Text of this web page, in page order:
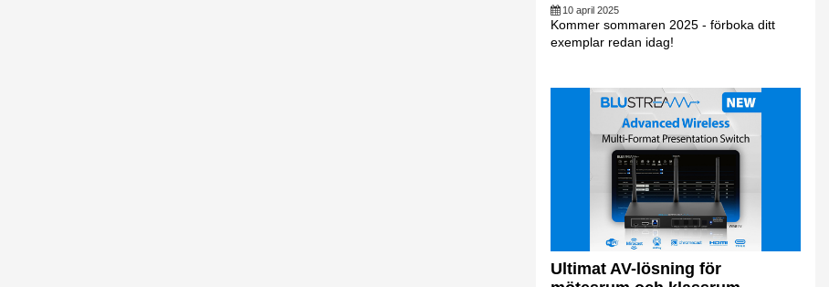
10 april 2025
Kommer sommaren 2025 - förboka ditt
exemplar redan idag!
Ultimat AV-lösning för